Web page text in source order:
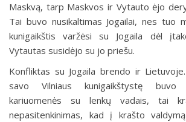
Maskvą, tarp Maskvos ir Vytauto ėjo
Tai buvo nusikaltimas Jogailai, nes tuo
kunigaikštis varžėsi su Jogaila dėl
Vytautas susidėjo su jo priešu.
Konfliktas su Jogaila brendo ir
savo Vilniaus kunigaikštystę buvo
kariuomenės su lenkų vadais, tai
nepasitenkinimas, kad į krašto